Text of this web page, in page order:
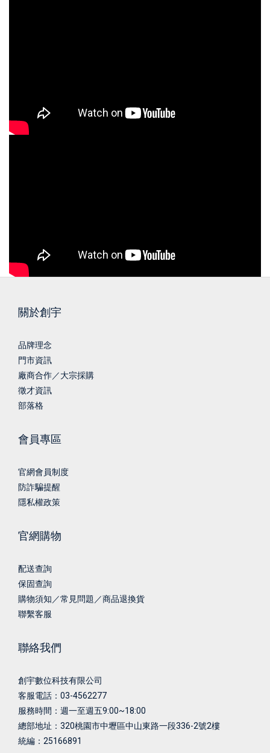
關於創宇
品牌理念
門市資訊
廠商合作／大宗採購
徵才資訊
部落格
會員專區
官網會員制度
防詐騙提醒
隱私權政策
官網購物
配送查詢
保固查詢
購物須知／常見問題／商品退換貨
聯繫客服
聯絡我們
創宇數位科技有限公司
客服電話：03-4562277
服務時間：週一至週五9:00~18:00
總部地址： 320桃園市中壢區中山東路一段336-2號2樓
統編：25166891